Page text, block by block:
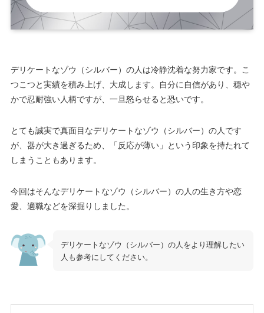
デリケートなゾウ（シルバー）の人は冷静沈着な努力家です。こ
つこつと実績を積み上げ、大成します。自分に自信があり、穏や
かで忍耐強い人柄ですが、一旦怒らせると恐いです。
とても誠実で真面目なデリケートなゾウ（シルバー）の人です
が、器が大き過ぎるため、「反応が薄い」という印象を持たれて
しまうこともあります。
今回はそんなデリケートなゾウ（シルバー）の人の生き方や恋
愛、適職などを深掘りしました。
デリケートなゾウ（シルバー）の人をより理解したい
人も参考にしてください。